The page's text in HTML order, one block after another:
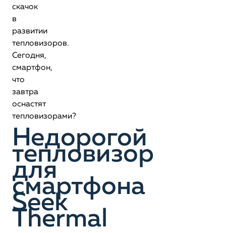
скачок
в
развитии
тепловизоров.
Сегодня,
смартфон,
что
завтра
оснастят
тепловизорами?
Недорогой
тепловизор
для
смартфона
Seek
Thermal